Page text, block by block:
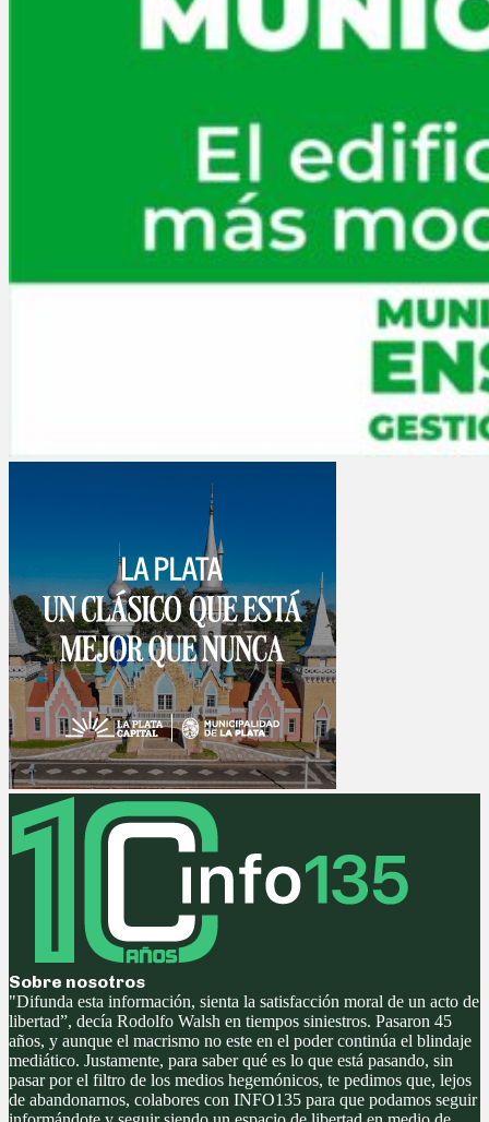
Sobre nosotros
"Difunda esta información, sienta la satisfacción moral de un acto de
libertad”, decía Rodolfo Walsh en tiempos siniestros. Pasaron 45
años, y aunque el macrismo no este en el poder continúa el blindaje
mediático. Justamente, para saber qué es lo que está pasando, sin
pasar por el filtro de los medios hegemónicos, te pedimos que, lejos
de abandonarnos, colabores con INFO135 para que podamos seguir